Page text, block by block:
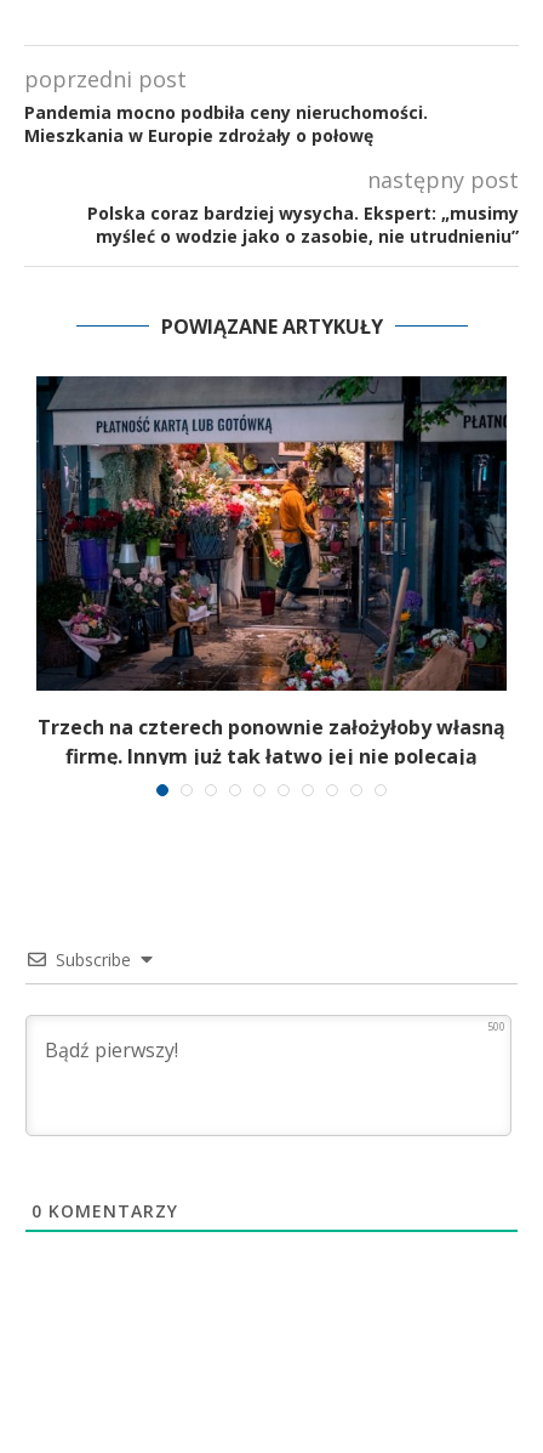
poprzedni post
Pandemia mocno podbiła ceny nieruchomości.
Mieszkania w Europie zdrożały o połowę
następny post
Polska coraz bardziej wysycha. Ekspert: „musimy
myśleć o wodzie jako o zasobie, nie utrudnieniu”
POWIĄZANE ARTYKUŁY
Trzech na czterech ponownie założyłoby własną
firmę. Innym już tak łatwo jej nie polecają
Subscribe
500
0 KOMENTARZY